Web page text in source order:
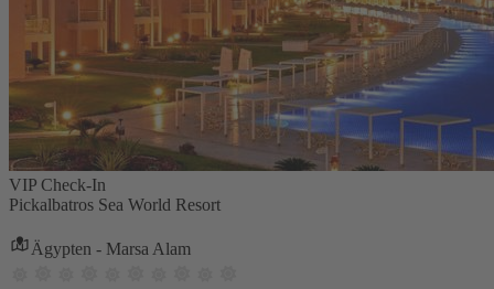
VIP Check-In
Pickalbatros Sea World Resort
Ägypten - Marsa Alam